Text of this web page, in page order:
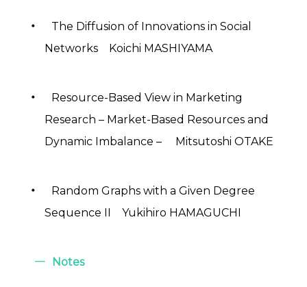
The Diffusion of Innovations in Social
Networks Koichi MASHIYAMA
Resource-Based View in Marketing
Research – Market-Based Resources and
Dynamic Imbalance – Mitsutoshi OTAKE
Random Graphs with a Given Degree
Sequence II Yukihiro HAMAGUCHI
Notes